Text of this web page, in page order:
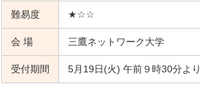
難易度 ★☆☆
会 場 三鷹ネットワーク大学
受付期間 5月19日(火) 午前９時30分より